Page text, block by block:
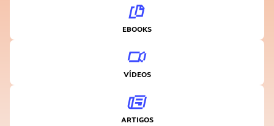
EBOOKS
VÍDEOS
ARTIGOS